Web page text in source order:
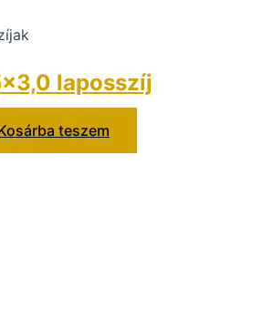
laposszíj
teszem